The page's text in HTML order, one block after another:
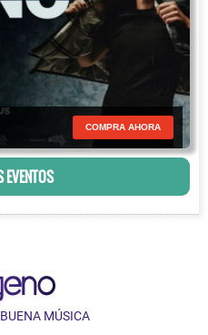
COMPRA AHORA
EVENTOS
MÚSICA